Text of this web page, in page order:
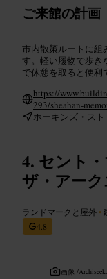
ご来館の計画
市内散策ルートに組
す。軽い履物で歩き
で休憩を取ると便利
https://
293/sheahan-
ホーキンズ・ス
セント
ザ・アー
ランドマークと屋外 •
4.8
画像 /